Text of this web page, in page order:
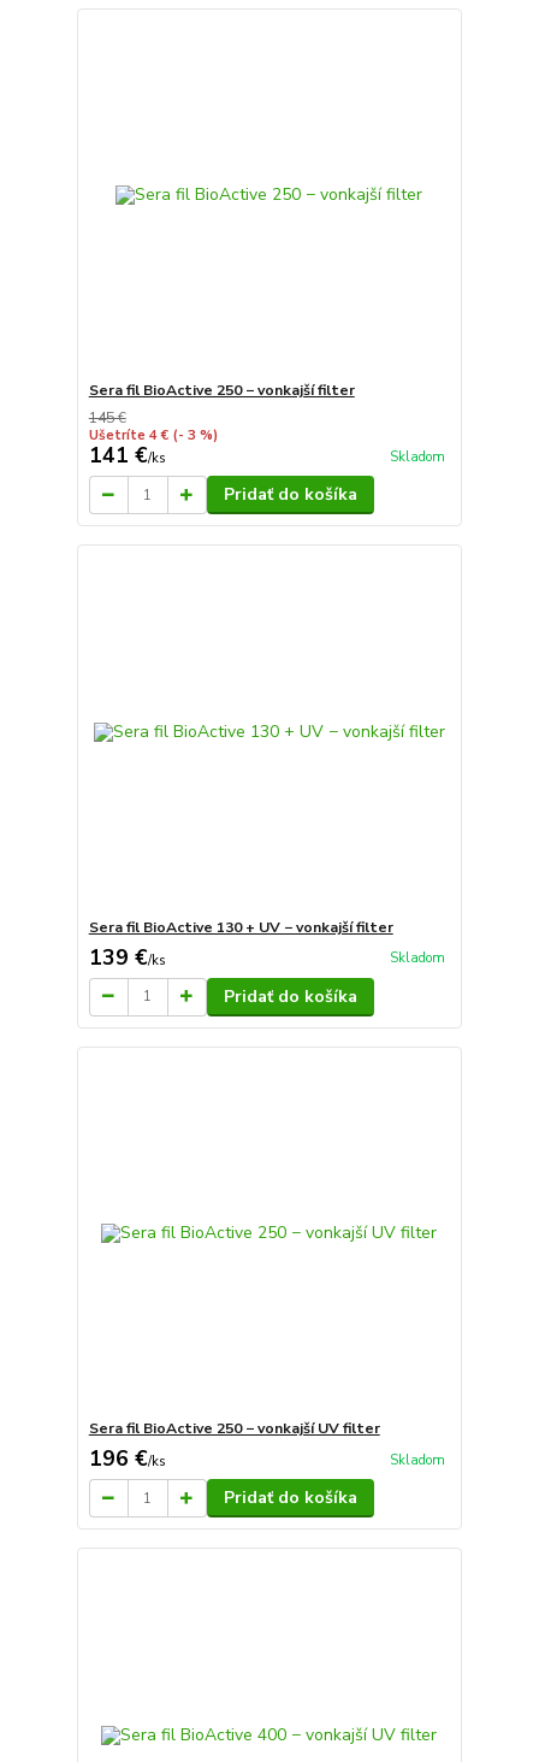
Sera fil BioActive 250 − vonkajší filter
145 €
Ušetríte 4 € (- 3 %)
141 €/ks Skladom
Pridať do košíka
Sera fil BioActive 130 + UV − vonkajší filter
139 €/ks Skladom
Pridať do košíka
Sera fil BioActive 250 − vonkajší UV filter
196 €/ks Skladom
Pridať do košíka